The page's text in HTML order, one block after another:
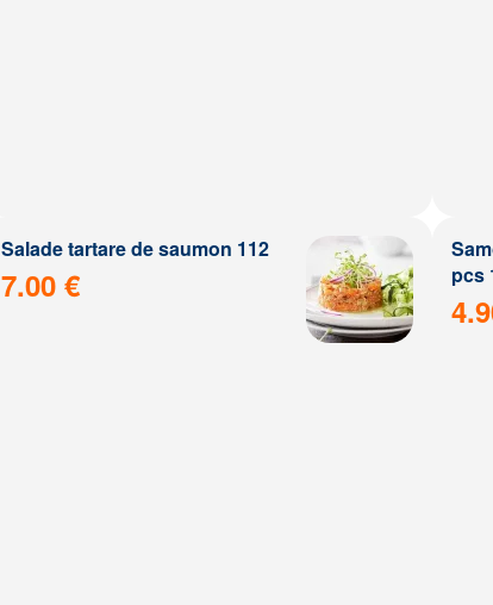
Salade tartare de saumon 112
7.00 €
pcs